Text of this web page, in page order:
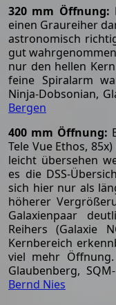
320 mm Öffnung:
einen Graureiher
astronomisch
gut
nur den hellen
feine Spiralarm
Ninja-Dobsonian,
Bergen
400 mm Öffnung:
Tele Vue Ethos,
leicht übersehen
es die DSS-
sich hier nur als
höherer
Galaxienpaar
Reihers (Galaxie
Kernbereich
viel mehr
Glaubenberg,
Bernd Nies